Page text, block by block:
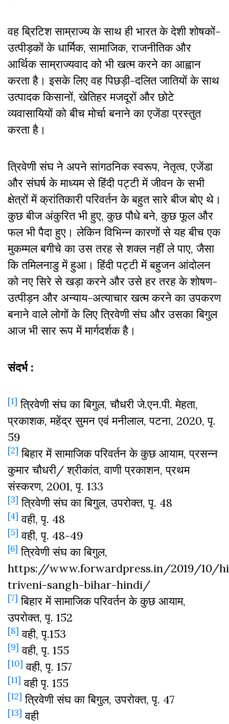
वह ब्रिटिश साम्राज्य के साथ ही भारत के देशी शोषकों-
उत्पीड़कों के धार्मिक, सामाजिक, राजनीतिक और
आर्थिक साम्राज्यवाद को भी खत्म करने का आह्वान
करता है। इसके लिए वह पिछड़ी-दलित जातियों के साथ
उत्पादक किसानों, खेतिहर मजदूरों और छोटे
व्यवासायियों को बीच मोर्चा बनाने का एजेंडा प्रस्तुत
करता है।
त्रिवेणी संघ ने अपने सांगठनिक स्वरूप, नेतृत्व, एजेंडा
और संघर्ष के माध्यम से हिंदी पट्टी में जीवन के सभी
क्षेत्रों में क्रांतिकारी परिवर्तन के बहुत सारे बीज बोए थे।
कुछ बीज अंकुरित भी हुए, कुछ पौधे बने, कुछ फूल और
फल भी पैदा हुए। लेकिन विभिन्न कारणों से यह बीच एक
मुकम्मल बगीचे का उस तरह से शक्ल नहीं ले पाए, जैसा
कि तमिलनाडु में हुआ। हिंदी पट्टी में बहुजन आंदोलन
को नए सिरे से खड़ा करने और उसे हर तरह के शोषण-
उत्पीड़न और अन्याय-अत्याचार खत्म करने का उपकरण
बनाने वाले लोगों के लिए त्रिवेणी संघ और उसका बिगुल
आज भी सार रूप में मार्गदर्शक है।
संदर्भ :
[1] त्रिवेणी संघ का बिगुल, चौधरी जे.एन.पी. मेहता,
प्रकाशक, महेंद्र सुमन एवं मनीलाल, पटना, 2020, पृ.
59
[2] बिहार में सामाजिक परिवर्तन के कुछ आयाम, प्रसन्न
कुमार चौधरी/ श्रीकांत, वाणी प्रकाशन, प्रथम
संस्करण, 2001, पृ. 133
[3] त्रिवेणी संघ का बिगुल, उपरोक्त, पृ. 48
[4] वही, पृ. 48
[5] वही, पृ. 48-49
[6] त्रिवेणी संघ का बिगुल,
https://www.forwardpress.in/2019/10/
triveni-sangh-bihar-hindi/
[7] बिहार में सामाजिक परिवर्तन के कुछ आयाम,
उपरोक्त, पृ. 152
[8] वही, पृ.153
[9] वही, पृ. 155
[10] वही, पृ. 157
[11] वही पृ. 155
[12] त्रिवेणी संघ का बिगुल, उपरोक्त, पृ. 47
[13] वही